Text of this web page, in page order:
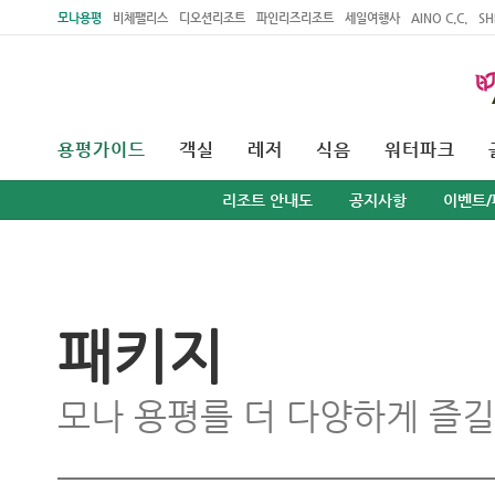
모나용평 비체팰리스 디오션리조트 파인리즈리조트 세일여행사 AINO C.C.
용평가이드
리조트 안내도 공지사항 이벤트/
객실 레저 식음 워터파크
패키지
모나 용평를 더 다양하게 즐